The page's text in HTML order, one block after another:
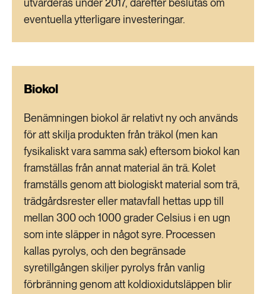
utvärderas under 2017, därefter beslutas om
eventuella ytterligare investeringar.
Biokol
Benämningen biokol är relativt ny och används
för att skilja produkten från träkol (men kan
fysikaliskt vara samma sak) eftersom biokol kan
framställas från annat material än trä. Kolet
framställs genom att biologiskt material som trä,
trädgårdsrester eller matavfall hettas upp till
mellan 300 och 1000 grader Celsius i en ugn
som inte släpper in något syre. Processen
kallas pyrolys, och den begränsade
syretillgången skiljer pyrolys från vanlig
förbränning genom att koldioxidutsläppen blir